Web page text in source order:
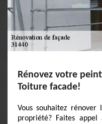
Rénovez votre
Toiture facade!
Vous souhaitez
propriété? Faites